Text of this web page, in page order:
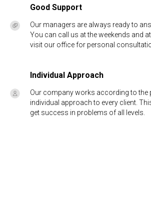
Good Support
Our managers are always ready to
You can call us at the weekends and
visit our office for personal
Individual Approach
Our company works according to the
individual approach to every client.
get success in problems of all levels.